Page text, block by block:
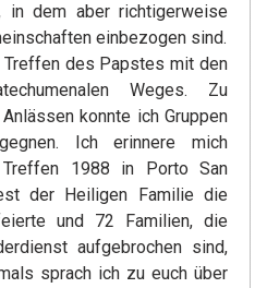
in dem aber richtigerweise
einbezogen sind.
des Papstes mit den
Weges. Zu
konnte ich Gruppen
Ich erinnere mich
1988 in Porto San
der Heiligen Familie die
und 72 Familien, die
aufgebrochen sind,
sprach ich zu euch über